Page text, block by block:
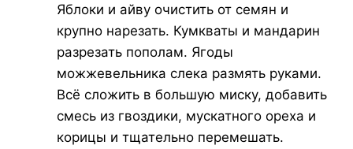
Яблоки и айву очистить от семян и
крупно нарезать. Кумкваты и мандарин
разрезать пополам. Ягоды
можжевельника слека размять руками.
Всё сложить в большую миску, добавить
смесь из гвоздики, мускатного ореха и
корицы и тщательно перемешать.